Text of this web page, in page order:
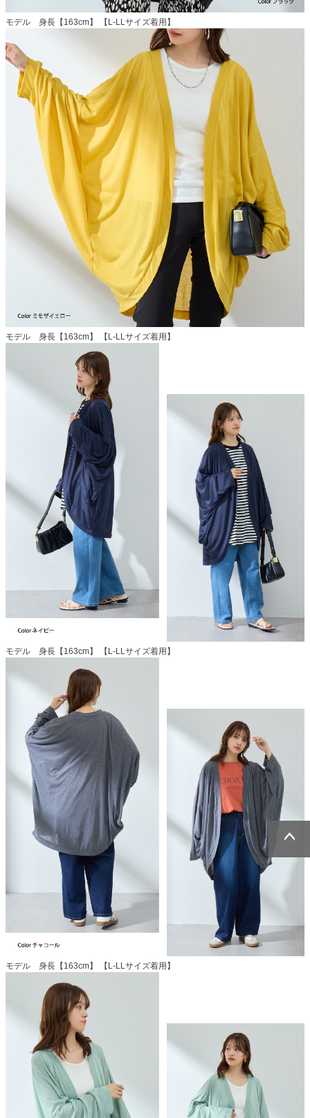
モデル 身長【163cm】 【L-LLサイズ着用】
モデル 身長【163cm】 【L-LLサイズ着用】
モデル 身長【163cm】 【L-LLサイズ着用】
モデル 身長【163cm】 【L-LLサイズ着用】
ページトッ
ページトッ